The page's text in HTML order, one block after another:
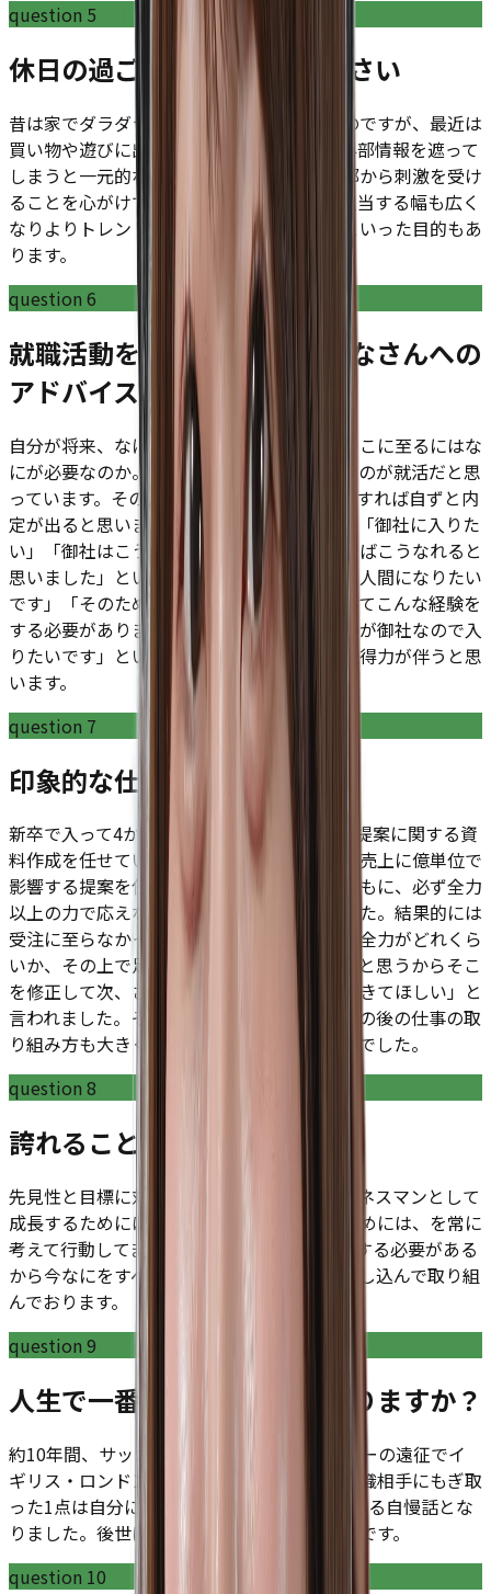
question 5
休日の過ごし方を教えてください
昔は家でダラダラと過ごすことが多かったのですが、最近は
買い物や遊びに出かけることが多いです。外部情報を遮って
しまうと一元的な考えに陥りがちなので外部から刺激を受け
ることを心がけております。SNS広告など担当する幅も広く
なりよりトレンドに敏感になる必要があるといった目的もあ
ります。
question 6
就職活動をしている学生のみなさんへの
アドバイスをお願いします。
自分が将来、なにを実現したいのかを考えそこに至るにはな
にが必要なのか。その戦略的思考を問われるのが就活だと思
っています。その戦略と会社の特性がマッチすれば自ずと内
定が出ると思います。たとえば面接の際にも「御社に入りた
い」「御社はこういう会社で」「自分が働けばこうなれると
思いました」というよりは「自分はこういう人間になりたい
です」「そのためにはこういった会社に入ってこんな経験を
する必要があります」「それを実現できるのが御社なので入
りたいです」といった説明だと志望動機に説得力が伴うと思
います。
question 7
印象的な仕事はありますか？
新卒で入って4か月目に月間1000万円規模の提案に関する資
料作成を任せていただきました。会社の年間売上に億単位で
影響する提案を任せる上司の度量に驚くとともに、必ず全力
以上の力で応えなければならないと感じました。結果的には
受注に至らなかったものの上司から「自分の全力がどれくら
いか、その上で足りない部分がよりわかったと思うからそこ
を修正して次、さらに大きい案件を受注してきてほしい」と
言われました。そこの短期間での成長幅とその後の仕事の取
り組み方も大きく変わったのでとても印象的でした。
question 8
誇れることはありますか？
先見性と目標に対する姿勢です。自分がビジネスマンとして
成長するためには、将来の目標を実現するためには、を常に
考えて行動してます。今後こういったことをする必要がある
から今なにをすべきかという行動計画に落とし込んで取り組
んでおります。
question 9
人生で一番頑張ったことはありますか？
約10年間、サッカーを続けてました。サッカーの遠征でイ
ギリス・ロンドンに行った際にプロの下部組織相手にもぎ取
った1点は自分にとって唯一無二の、生涯に渡る自慢話とな
りました。後世に語り継がれる事となる予定です。
question 10